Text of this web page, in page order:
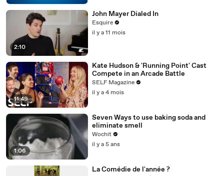
2:10
John Mayer Dialed In
Esquire
il y a 11 mois
11:49
Kate Hudson & 'Running Point' Cast
Compete in an Arcade Battle
SELF Magazine
il y a 4 mois
1:06
Seven Ways to use baking soda and
eliminate smell
Wochit
il y a 5 ans
La Comédie de l'année ?